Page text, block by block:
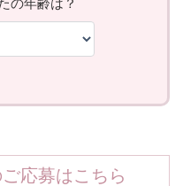
応募はこちら